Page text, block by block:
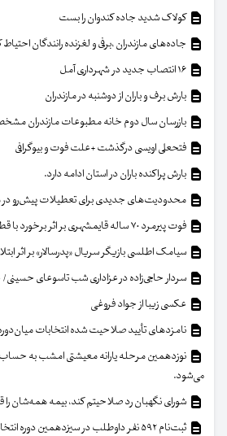
کولاک شدید جاده کندوان را بست
جاده‌های مازندران ،برفی و لغزنده رانندگان احتیاط
بارش برف و باران از دوشنبه در مازندران
بازرسان سال دوم خانه مطبوعات مازندران
فتحعلی اویسی درگذشت +علت فوت و بیوگرافی
بارش پراکنده باران در استان ادامه دارد.
محدودیت‌های جدیدی برای تعطیلات پیش‌رو در
فوت پیرمرد ۷۰ ساله قایمشهری بر اثر برخورد با قطار
سیامک اطلسی بازیگر سریال «پدرسالار» بر اثر
سردار حاجی‌زاده در عزاداری شب تاسوعای
عکسی زیبا از جواد فروغی
نامزدهای تأیید صلاحیت شده انتخابات
نوزدهمین مرحله یارانه معیشتی امشب به حساب
می‌شود.
شورای نگهبان رد صلاحیتم کند، بیمه همه‌شان
ثبت‌نام ۵۹۲ نفر داوطلب در سیزدهمین دوره انتخابات ریاست جمهوری